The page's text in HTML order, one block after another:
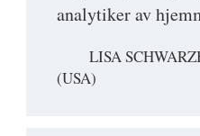
analytiker av
LISA
(USA)